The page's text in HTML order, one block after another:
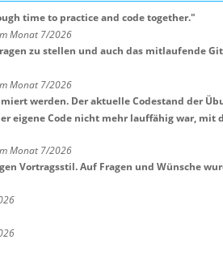
time to practice and code together."
Monat 7/2026
zu stellen und auch das mitlaufende
Monat 7/2026
werden. Der aktuelle Codestand der
eigene Code nicht mehr lauffähig war, mit
Monat 7/2026
Vortragsstil. Auf Fragen und Wünsche